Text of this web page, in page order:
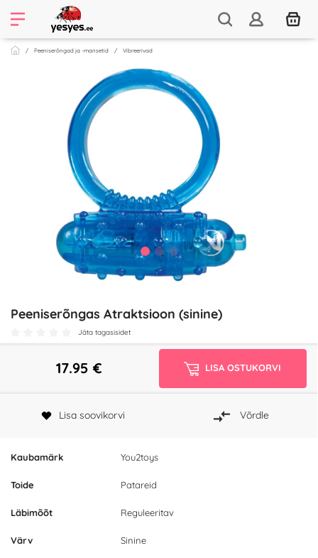
Peeniserõngad ja -mansetid Vibreerivad
Peeniserõngas Atraktsioon (sinine)
Jäta tagasisidet
Kaubamärk You2toys
Toide Patareid
Läbimõõt Reguleeritav
Värv Sinine
17.95 € LISA OSTUKORVI
Lisa soovikorvi Võrdle